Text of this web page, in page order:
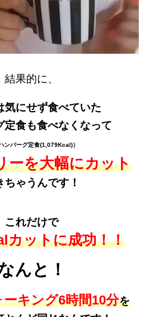
結果的に、
気にせず食べていた
定食も食べなくなって
ンバーグ定食(1,079Kcal)）
ーを大幅にカット
ちゃうんです！
これだけで
カットに成功！！
んと！
ーキング6時間10分を